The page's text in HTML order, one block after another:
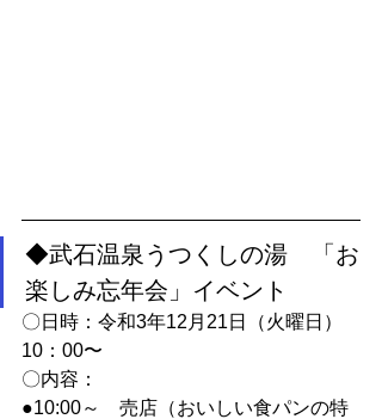
◆武石温泉うつくしの湯　「お
楽しみ忘年会」イベント
〇日時：令和3年12月21日（火曜日）
10：00〜
〇内容：
●10:00～　売店（おいしい食パンの特